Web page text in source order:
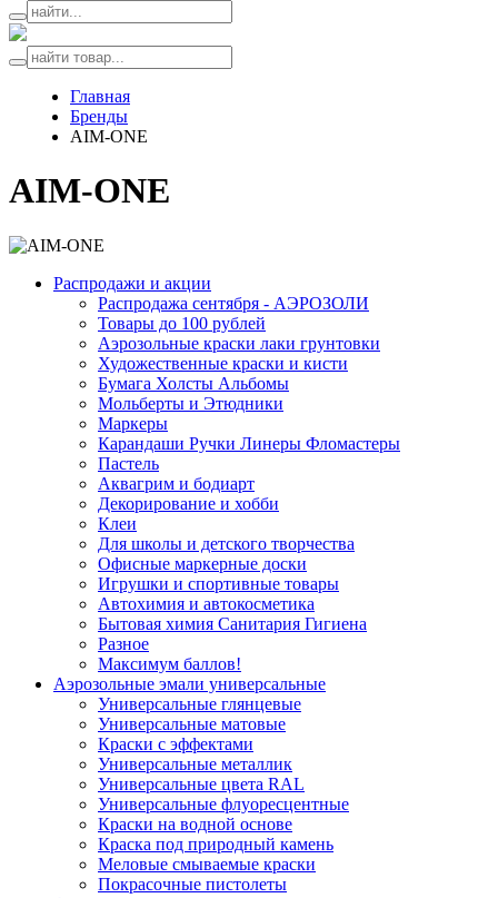
Главная
Бренды
AIM-ONE
AIM-ONE
Распродажи и акции
Распродажа сентября - АЭРОЗОЛИ
Товары до 100 рублей
Аэрозольные краски лаки грунтовки
Художественные краски и кисти
Бумага Холсты Альбомы
Мольберты и Этюдники
Маркеры
Карандаши Ручки Линеры Фломастеры
Пастель
Аквагрим и бодиарт
Декорирование и хобби
Клеи
Для школы и детского творчества
Офисные маркерные доски
Игрушки и спортивные товары
Автохимия и автокосметика
Бытовая химия Санитария Гигиена
Разное
Максимум баллов!
Аэрозольные эмали универсальные
Универсальные глянцевые
Универсальные матовые
Краски с эффектами
Универсальные металлик
Универсальные цвета RAL
Универсальные флуоресцентные
Краски на водной основе
Краска под природный камень
Меловые смываемые краски
Покрасочные пистолеты